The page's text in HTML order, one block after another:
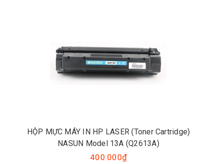
HỘP MỰC MÁY IN HP LASER (Toner Cartridge)
NASUN Model 13A (Q2613A)
400.000₫